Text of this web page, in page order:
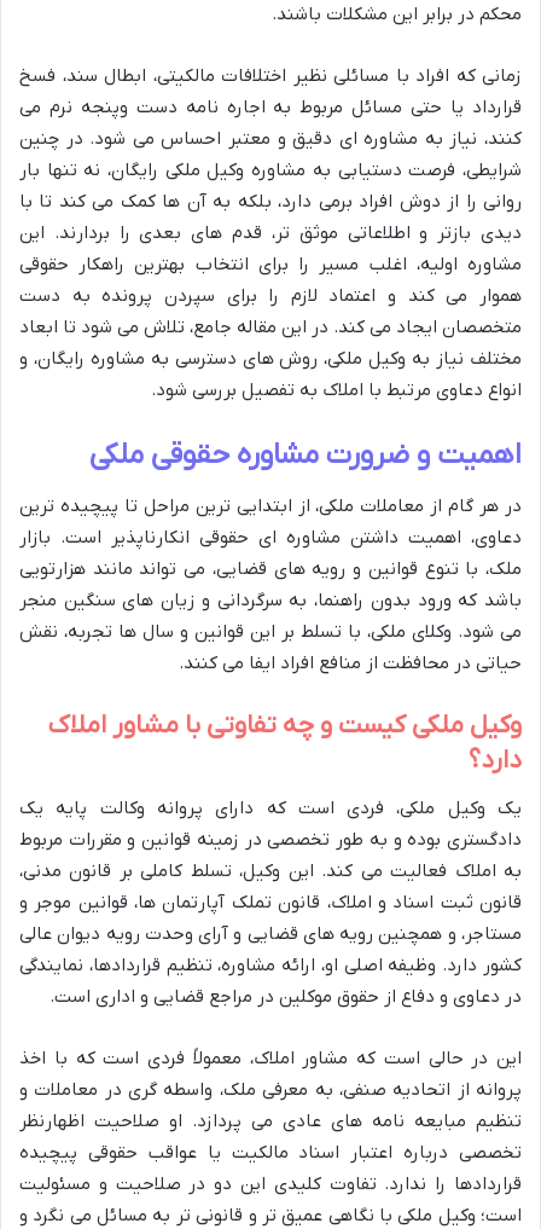
محکم در برابر این مشکلات باشند.
زمانی که افراد با مسائلی نظیر اختلافات مالکیتی، ابطال سند، فسخ
قرارداد یا حتی مسائل مربوط به اجاره نامه دست وپنجه نرم می
کنند، نیاز به مشاوره ای دقیق و معتبر احساس می شود. در چنین
شرایطی، فرصت دستیابی به مشاوره وکیل ملکی رایگان، نه تنها بار
روانی را از دوش افراد برمی دارد، بلکه به آن ها کمک می کند تا با
دیدی بازتر و اطلاعاتی موثق تر، قدم های بعدی را بردارند. این
مشاوره اولیه، اغلب مسیر را برای انتخاب بهترین راهکار حقوقی
هموار می کند و اعتماد لازم را برای سپردن پرونده به دست
متخصصان ایجاد می کند. در این مقاله جامع، تلاش می شود تا ابعاد
مختلف نیاز به وکیل ملکی، روش های دسترسی به مشاوره رایگان، و
انواع دعاوی مرتبط با املاک به تفصیل بررسی شود.
اهمیت و ضرورت مشاوره حقوقی ملکی
در هر گام از معاملات ملکی، از ابتدایی ترین مراحل تا پیچیده ترین
دعاوی، اهمیت داشتن مشاوره ای حقوقی انکارناپذیر است. بازار
ملک، با تنوع قوانین و رویه های قضایی، می تواند مانند هزارتویی
باشد که ورود بدون راهنما، به سرگردانی و زیان های سنگین منجر
می شود. وکلای ملکی، با تسلط بر این قوانین و سال ها تجربه، نقش
حیاتی در محافظت از منافع افراد ایفا می کنند.
وکیل ملکی کیست و چه تفاوتی با مشاور املاک
دارد؟
یک وکیل ملکی، فردی است که دارای پروانه وکالت پایه یک
دادگستری بوده و به طور تخصصی در زمینه قوانین و مقررات مربوط
به املاک فعالیت می کند. این وکیل، تسلط کاملی بر قانون مدنی،
قانون ثبت اسناد و املاک، قانون تملک آپارتمان ها، قوانین موجر و
مستاجر، و همچنین رویه های قضایی و آرای وحدت رویه دیوان عالی
کشور دارد. وظیفه اصلی او، ارائه مشاوره، تنظیم قراردادها، نمایندگی
در دعاوی و دفاع از حقوق موکلین در مراجع قضایی و اداری است.
این در حالی است که مشاور املاک، معمولاً فردی است که با اخذ
پروانه از اتحادیه صنفی، به معرفی ملک، واسطه گری در معاملات و
تنظیم مبایعه نامه های عادی می پردازد. او صلاحیت اظهارنظر
تخصصی درباره اعتبار اسناد مالکیت یا عواقب حقوقی پیچیده
قراردادها را ندارد. تفاوت کلیدی این دو در صلاحیت و مسئولیت
است؛ وکیل ملکی با نگاهی عمیق تر و قانونی تر به مسائل می نگرد و